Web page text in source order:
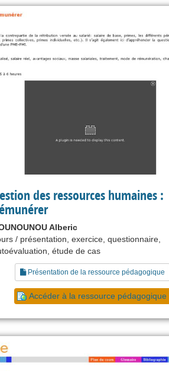
des ressources humaines :
Alberic
/ présentation, exercice, questionnaire,
étude de cas
Présentation de la ressource pédagogique
Accéder à la ressource pédagogique